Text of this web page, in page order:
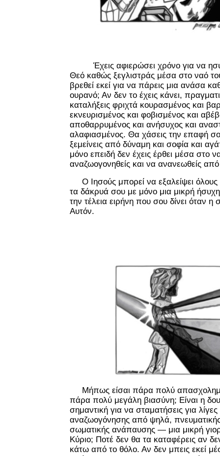
Έχεις αφιερώσει χρόνο για να
Θεό καθώς ξεγλιστράς μέσα στο ναό
βρεθεί εκεί για να πάρεις μια ανάσα
ουρανό; Αν δεν το έχεις κάνει,
καταλήξεις φριχτά κουρασμένος και
εκνευρισμένος και φοβισμένος και
αποθαρρυμένος και ανήσυχος και
αλαφιασμένος. Θα χάσεις την επαφή
ξεμείνεις από δύναμη και σοφία και
μόνο επειδή δεν έχεις έρθει μέσα στο
αναζωογονηθείς και να ανανεωθείς
Ο Ιησούς μπορεί να εξαλείψει όλους
τα δάκρυά σου με μόνο μια μικρή ήσυχη
την τέλεια ειρήνη που σου δίνει όταν η
Αυτόν.
Μήπως είσαι πάρα πολύ
πάρα πολύ μεγάλη βιασύνη; Είναι η
σημαντική για να σταματήσεις για
αναζωογόνησης από ψηλά,
σωματικής ανάπαυσης — μια μικρή
Κύριο; Ποτέ δεν θα τα καταφέρεις αν
κάτω από το θόλο. Αν δεν μπεις εκεί